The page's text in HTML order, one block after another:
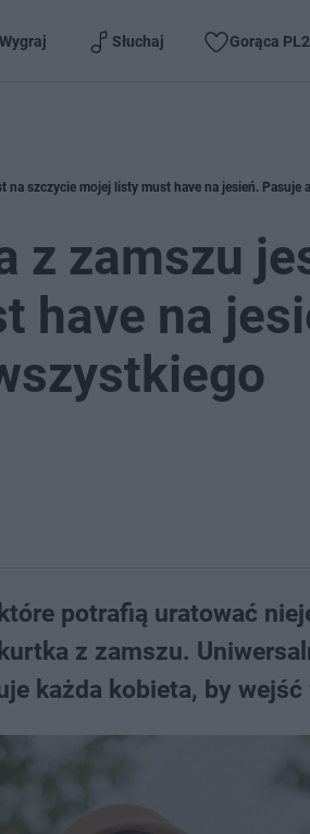
Wygraj Słuchaj Gorąca
na szczycie mojej listy must have na jesień.
z zamszu
have na
potrafią uratować
z zamszu.
każda kobieta, by